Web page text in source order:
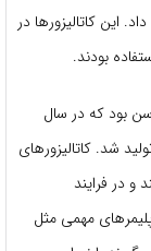
این کاتالیزورها در
بودند.
بود که در سال
شد. کاتالیزورهای
و در فرایند
پلیمرهای مهمی مثل